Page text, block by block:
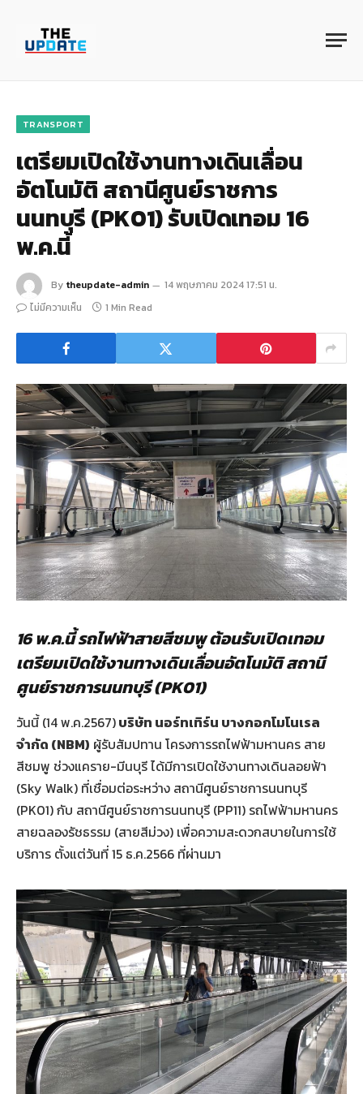
TRANSPORT
เตรียมเปิดใช้งานทางเดินเลื่อน
อัตโนมัติ สถานีศูนย์ราชการ
นนทบุรี (PK01) รับเปิดเทอม 16
พ.ค.นี้
By theupdate-admin
14 พฤษภาคม 2024 17:51 น.
ไม่มีความเห็น
1 Min Read
16 พ.ค.นี้ รถไฟฟ้าสายสีชมพู ต้อนรับเปิดเทอม
เตรียมเปิดใช้งานทางเดินเลื่อนอัตโนมัติ สถานี
ศูนย์ราชการนนทบุรี (PK01)
วันนี้ (14 พ.ค.2567)บริษัท นอร์ทเทิร์น บางกอกโมโนเรล
จำกัด (NBM) ผู้รับสัมปทาน โครงการรถไฟฟ้ามหานคร สาย
สีชมพู ช่วงแคราย-มีนบุรี ได้มีการเปิดใช้งานทางเดินลอยฟ้า
(Sky Walk) ที่เชื่อมต่อระหว่าง สถานีศูนย์ราชการนนทบุรี
(PK01) กับ สถานีศูนย์ราชการนนทบุรี (PP11) รถไฟฟ้ามหานคร
สายฉลองรัชธรรม (สายสีม่วง) เพื่อความสะดวกสบายในการใช้
บริการ ตั้งแต่วันที่ 15 ธ.ค.2566 ที่ผ่านมา